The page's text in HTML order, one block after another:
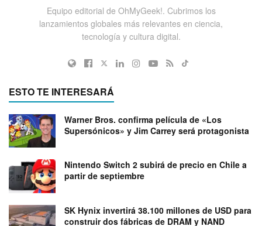
Equipo editorial de OhMyGeek!. Cubrimos los
lanzamientos globales más relevantes en ciencia,
tecnología y cultura digital.
ESTO TE INTERESARÁ
Warner Bros. confirma película de «Los
Supersónicos» y Jim Carrey será protagonista
Nintendo Switch 2 subirá de precio en Chile a
partir de septiembre
SK Hynix invertirá 38.100 millones de USD para
construir dos fábricas de DRAM y NAND